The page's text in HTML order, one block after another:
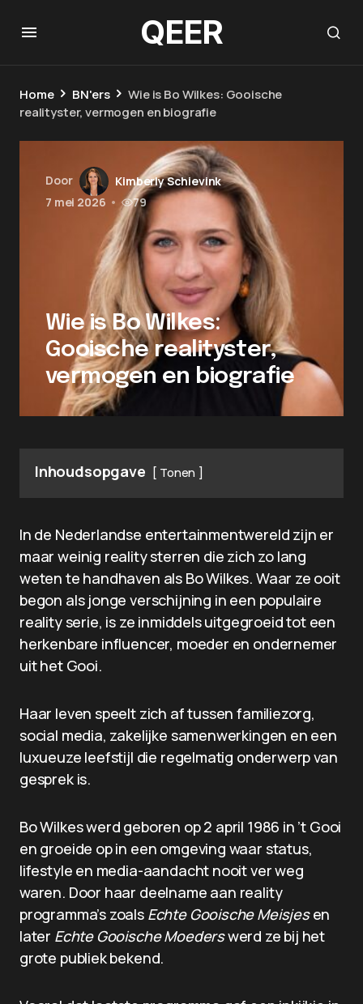
QEER
Home BN'ers
Wie is Bo Wilkes: Gooische
realityster, vermogen en biografie
Door
Kimberly Schievink
7 mei 2026 • 79
Wie is Bo Wilkes:
Gooische realityster,
vermogen en biografie
Inhoudsopgave Tonen
In de Nederlandse entertainmentwereld zijn er
maar weinig reality sterren die zich zo lang
weten te handhaven als Bo Wilkes. Waar ze ooit
begon als jonge verschijning in een populaire
reality serie, is ze inmiddels uitgegroeid tot een
herkenbare influencer, moeder en ondernemer
uit het Gooi.
Haar leven speelt zich af tussen familiezorg,
social media, zakelijke samenwerkingen en een
luxueuze leefstijl die regelmatig onderwerp van
gesprek is.
Bo Wilkes werd geboren op 2 april 1986 in ’t Gooi
en groeide op in een omgeving waar status,
lifestyle en media-aandacht nooit ver weg
waren. Door haar deelname aan reality
programma’s zoals Echte Gooische Meisjesen
later Echte Gooische Moederswerd ze bij het
grote publiek bekend.